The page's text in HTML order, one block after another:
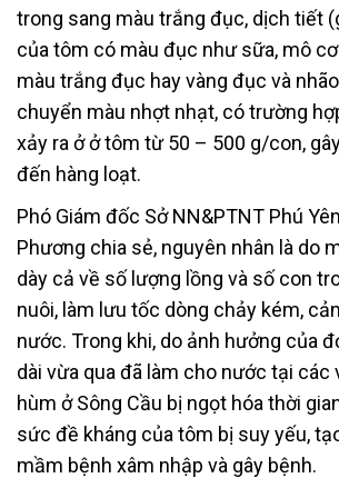
trong sang màu trắng đục, dịch tiết
của tôm có màu đục như sữa, mô
màu trắng đục hay vàng đục và
chuyển màu nhợt nhạt, có trường
xảy ra ở ở tôm từ 50 – 500 g/con,
đến hàng loạt.
Phó Giám đốc Sở NN&PTNT Phú
Phương chia sẻ, nguyên nhân là do
dày cả về số lượng lồng và số con
nuôi, làm lưu tốc dòng chảy kém,
nước. Trong khi, do ảnh hưởng của
dài vừa qua đã làm cho nước tại các
hùm ở Sông Cầu bị ngọt hóa thời
sức đề kháng của tôm bị suy yếu,
mầm bệnh xâm nhập và gây bệnh.